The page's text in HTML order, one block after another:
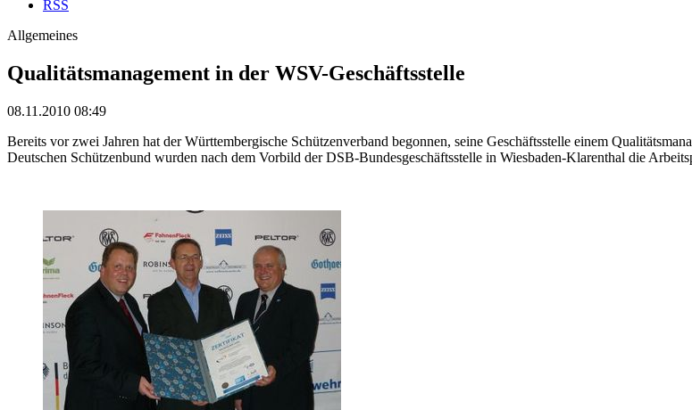
RSS
Allgemeines
Qualitätsmanagement in der WSV-Geschäftsstelle
08.11.2010 08:49
Bereits vor zwei Jahren hat der Württembergische Schützenverband begonnen, seine Geschäftsstelle einem
Deutschen Schützenbund wurden nach dem Vorbild der DSB-Bundesgeschäftsstelle in Wiesbaden-Klarenthal die